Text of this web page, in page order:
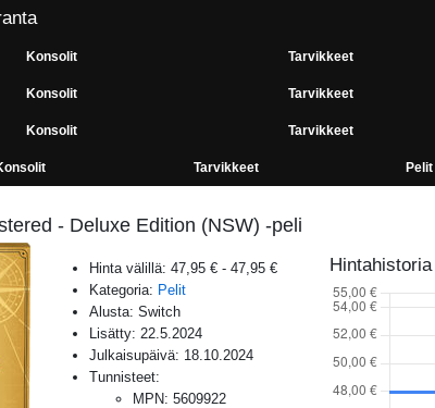
Konsolit Tarvikkeet
Konsolit Tarvikkeet
Konsolit Tarvikkeet
Tarvikkeet Pelit
- Deluxe Edition (NSW) -peli
Hinta välillä: 47,95 € - 47,95 €
Kategoria: Pelit
Alusta: Switch
Lisätty: 22.5.2024
Julkaisupäivä: 18.10.2024
Tunnisteet:
MPN: 5609922